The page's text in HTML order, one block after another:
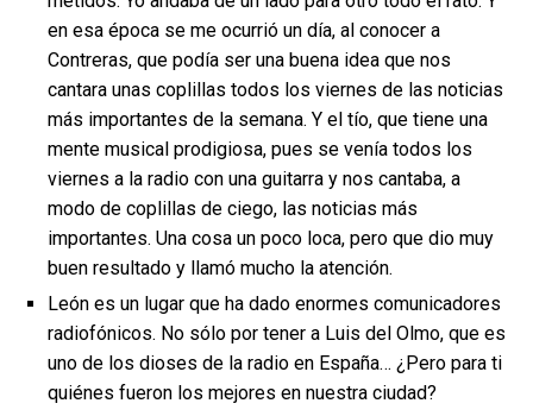
en esa época se me ocurrió un día, al conocer a
Contreras, que podía ser una buena idea que nos
cantara unas coplillas todos los viernes de las noticias
más importantes de la semana. Y el tío, que tiene una
mente musical prodigiosa, pues se venía todos los
viernes a la radio con una guitarra y nos cantaba, a
modo de coplillas de ciego, las noticias más
importantes. Una cosa un poco loca, pero que dio muy
buen resultado y llamó mucho la atención.
León es un lugar que ha dado enormes comunicadores
radiofónicos. No sólo por tener a Luis del Olmo, que es
uno de los dioses de la radio en España… ¿Pero para ti
quiénes fueron los mejores en nuestra ciudad?